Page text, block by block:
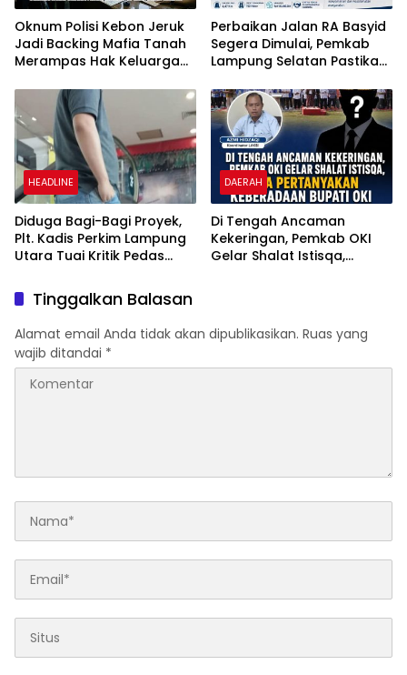
Oknum Polisi Kebon Jeruk
Jadi Backing Mafia Tanah
Merampas Hak Keluarga
Sutarman
Perbaikan Jalan RA Basyid
Segera Dimulai, Pemkab
Lampung Selatan Pastikan
Aman dan Nyaman
HEADLINE
Diduga Bagi-Bagi Proyek,
Plt. Kadis Perkim Lampung
Utara Tuai Kritik Pedas
DAERAH
Di Tengah Ancaman
Kekeringan, Pemkab OKI
Gelar Shalat Istisqa,
Tinggalkan Balasan
Alamat email Anda tidak akan dipublikasikan. Ruas yang
wajib ditandai *